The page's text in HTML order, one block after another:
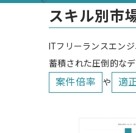
スキル別市
ITフリーランスエン
蓄積された圧倒的な
案件倍率 や 適